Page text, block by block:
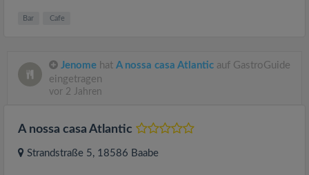
Bar Cafe
Jenome hat A nossa casa Atlantic auf GastroGuide
eingetragen
vor 2 Jahren
A nossa casa Atlantic
Strandstraße 5, 18586 Baabe